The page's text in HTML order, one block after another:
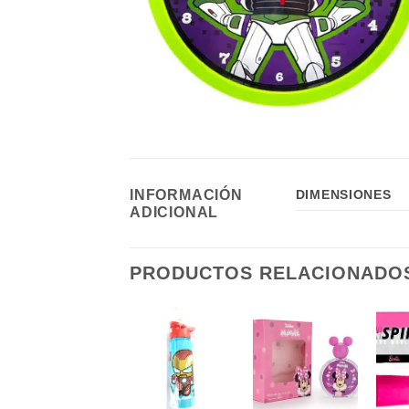
INFORMACIÓN
ADICIONAL
DIMENSIONES
PRODUCTOS